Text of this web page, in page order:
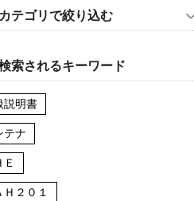
テゴリで絞り込む
索されるキーワード
説明書
テナ
Ｅ
Ｈ２０１